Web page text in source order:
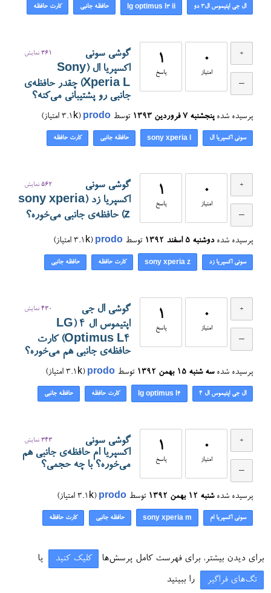
ال جی اپتیموس ال۳ دو lg optimus l3 ii حافظه جانبی کارت حافظه
0
امتیاز
1
پاسخ
361 نمایش
گوشی سونی
اکسپریا ال (Sony
Xperia L) چقدر حافظه‌ی
جانبی رو پشتیبانی می‌کنه؟
پرسیده شده پنجشنبه ۷ فروردین ۱۳۹۳ توسط prodo
(
3.1k امتیاز)
سونی اکسپریا ال sony xperia l حافظه جانبی کارت حافظه
0
امتیاز
1
پاسخ
562 نمایش
گوشی سونی
اکسپریا زد (sony xperia
z) حافظه‌ی جانبی می‌خوره؟
پرسیده شده دوشنبه ۵ اسفند ۱۳۹۲ توسط prodo
(
3.1k امتیاز)
سونی اکسپریا زد sony xperia z کارت حافظه حافظه جانبی
0
امتیاز
1
پاسخ
430 نمایش
گوشی ال جی
اپتیموس ال ۴ (LG
Optimus L4) کارت
حافظه‌ی جانبی هم می‌خوره؟
پرسیده شده سه شنبه ۱۵ بهمن ۱۳۹۲ توسط prodo
(
3.1k امتیاز)
ال جی اپتیموس ال ۴ lg optimus l4 کارت حافظه حافظه جانبی
0
امتیاز
1
پاسخ
343 نمایش
گوشی سونی
اکسپریا ام حافظه‌ی جانبی هم
می‌خوره؟ با چه حجمی؟
پرسیده شده شنبه ۱۲ بهمن ۱۳۹۲ توسط prodo
(
3.1k امتیاز)
سونی اکسپریا ام sony xperia m حافظه جانبی کارت حافظه
برای دیدن بیشتر، برای فهرست کامل پرسش‌ها کلیک کنید یا
تگ‌های فراگیر را ببینید